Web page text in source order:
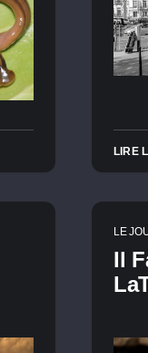
LIRE
LE
Il